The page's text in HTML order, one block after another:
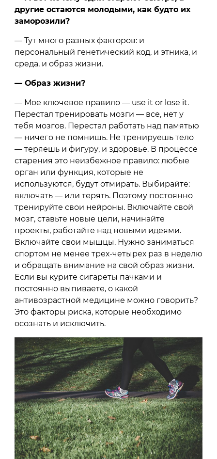
другие остаются молодыми, как будто их
заморозили?
— Тут много разных факторов: и
персональный генетический код, и этника, и
среда, и образ жизни.
— Образ жизни?
— Мое ключевое правило — use it or lose it.
Перестал тренировать мозги — все, нет у
тебя мозгов. Перестал работать над памятью
— ничего не помнишь. Не тренируешь тело
— теряешь и фигуру, и здоровье. В процессе
старения это неизбежное правило: любые
орган или функция, которые не
используются, будут отмирать. Выбирайте:
включать — или терять. Поэтому постоянно
тренируйте свои нейроны. Включайте свой
мозг, ставьте новые цели, начинайте
проекты, работайте над новыми идеями.
Включайте свои мышцы. Нужно заниматься
спортом не менее трех-четырех раз в неделю
и обращать внимание на свой образ жизни.
Если вы курите сигареты пачками и
постоянно выпиваете, о какой
антивозрастной медицине можно говорить?
Это факторы риска, которые необходимо
осознать и исключить.